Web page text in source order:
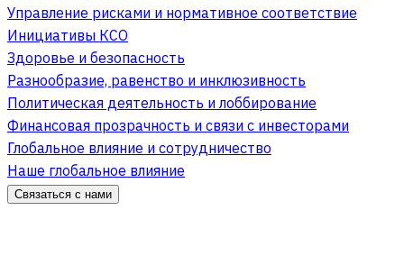
Управление рисками и нормативное соответствие
Инициативы КСО
Здоровье и безопасность
Разнообразие, равенство и инклюзивность
Политическая деятельность и лоббирование
Финансовая прозрачность и связи с инвесторами
Глобальное влияние и сотрудничество
Наше глобальное влияние
Связаться с нами